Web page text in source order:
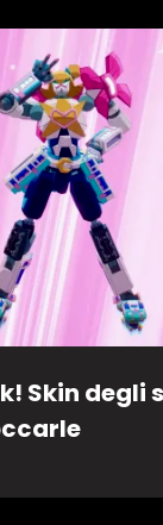
Skin degli